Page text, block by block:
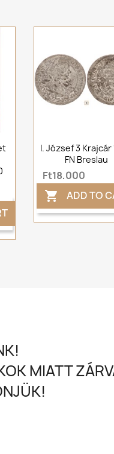
I. József 3 Krajcár
FN Breslau
Ft18,000
 ADD TO
MIATT